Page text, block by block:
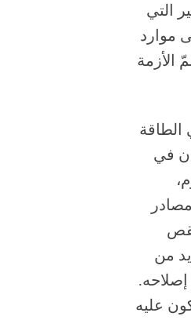
التي
موارد
الأزمة
في الطاقة
في
من
عليه